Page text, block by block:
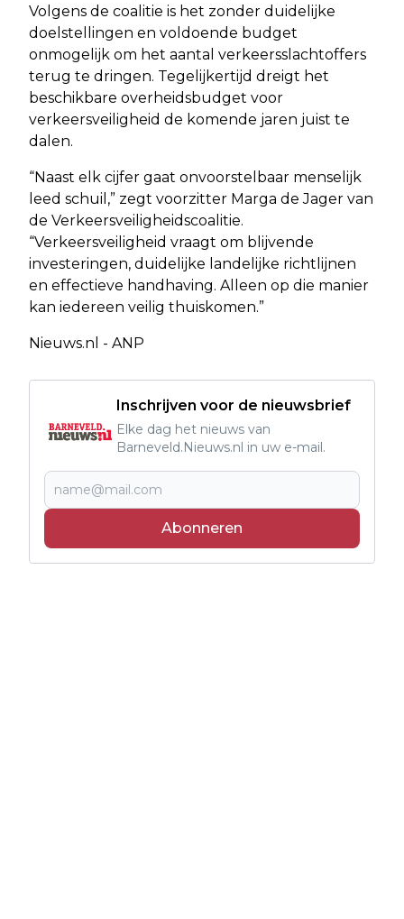
Volgens de coalitie is het zonder duidelijke
doelstellingen en voldoende budget
onmogelijk om het aantal verkeersslachtoffers
terug te dringen. Tegelijkertijd dreigt het
beschikbare overheidsbudget voor
verkeersveiligheid de komende jaren juist te
dalen.
“Naast elk cijfer gaat onvoorstelbaar menselijk
leed schuil,” zegt voorzitter Marga de Jager van
de Verkeersveiligheidscoalitie.
“Verkeersveiligheid vraagt om blijvende
investeringen, duidelijke landelijke richtlijnen
en effectieve handhaving. Alleen op die manier
kan iedereen veilig thuiskomen.”
Nieuws.nl - ANP
Inschrijven voor de nieuwsbrief
Elke dag het nieuws van
Barneveld.Nieuws.nl in uw e-mail.
Abonneren